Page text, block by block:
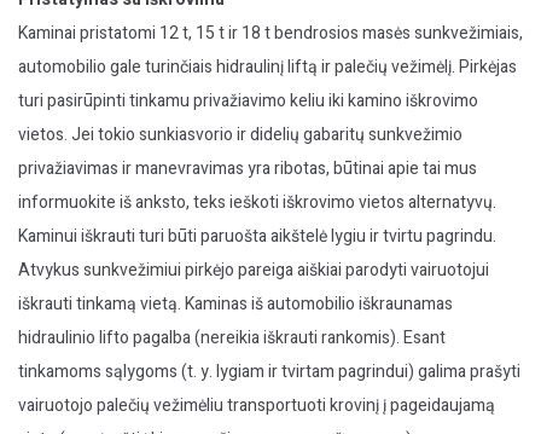
Kaminai pristatomi 12 t, 15 t ir 18 t bendrosios masės sunkvežimiais,
automobilio gale turinčiais hidraulinį liftą ir palečių vežimėlį. Pirkėjas
turi pasirūpinti tinkamu privažiavimo keliu iki kamino iškrovimo
vietos. Jei tokio sunkiasvorio ir didelių gabaritų sunkvežimio
privažiavimas ir manevravimas yra ribotas, būtinai apie tai mus
informuokite iš anksto, teks ieškoti iškrovimo vietos alternatyvų.
Kaminui iškrauti turi būti paruošta aikštelė lygiu ir tvirtu pagrindu.
Atvykus sunkvežimiui pirkėjo pareiga aiškiai parodyti vairuotojui
iškrauti tinkamą vietą. Kaminas iš automobilio iškraunamas
hidraulinio lifto pagalba (nereikia iškrauti rankomis). Esant
tinkamoms sąlygoms (t. y. lygiam ir tvirtam pagrindui) galima prašyti
vairuotojo palečių vežimėliu transportuoti krovinį į pageidaujamą